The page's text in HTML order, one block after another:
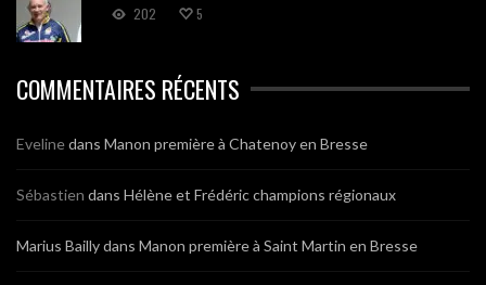
202 5
COMMENTAIRES RÉCENTS
Evelinedans Manon première à Chatenoy en Bresse
Sébastien dans Hélène et Frédéric champions régionaux
Marius Baillydans Manon première à Saint Martin en Bresse